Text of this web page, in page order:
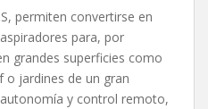
permiten convertirse en
para, por
grandes superficies como
o jardines de un gran
y control remoto,